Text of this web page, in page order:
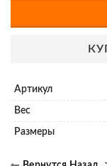
Артикул
Вес
Размеры